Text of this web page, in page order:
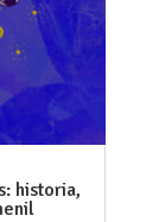
historia,